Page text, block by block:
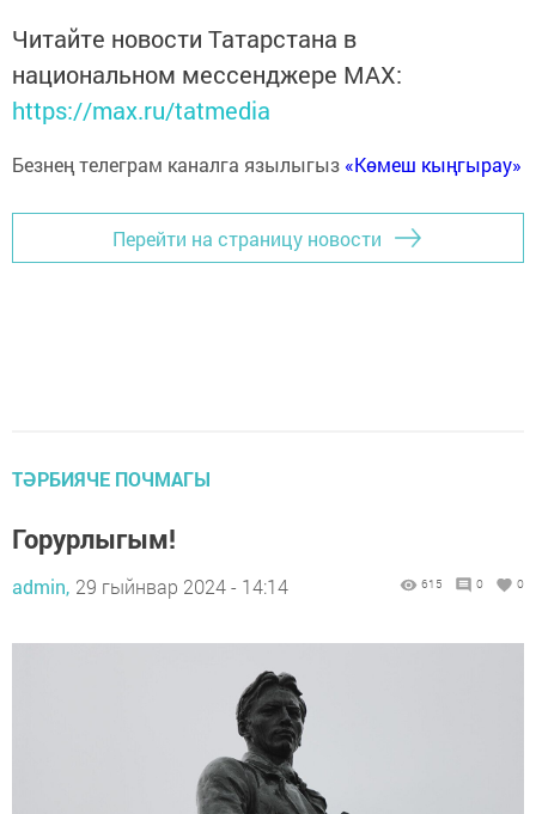
Читайте новости Татарстана в
национальном мессенджере MАХ:
https://max.ru/tatmedia
Безнең телеграм каналга язылыгыз «Көмеш кыңгырау»
Перейти на страницу новости
ТӘРБИЯЧЕ ПОЧМАГЫ
Горурлыгым!
admin, 29 гыйнвар 2024 - 14:14 615 0 0